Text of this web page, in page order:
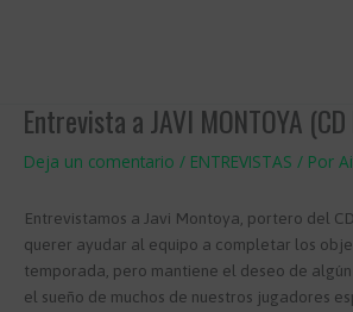
Entrevista a JAVI MONTOYA (CD
Deja un comentario / ENTREVISTAS / Por
Entrevistamos a Javi Montoya, portero del
querer ayudar al equipo a completar los
temporada, pero mantiene el deseo de
el sueño de muchos de nuestros jugadores